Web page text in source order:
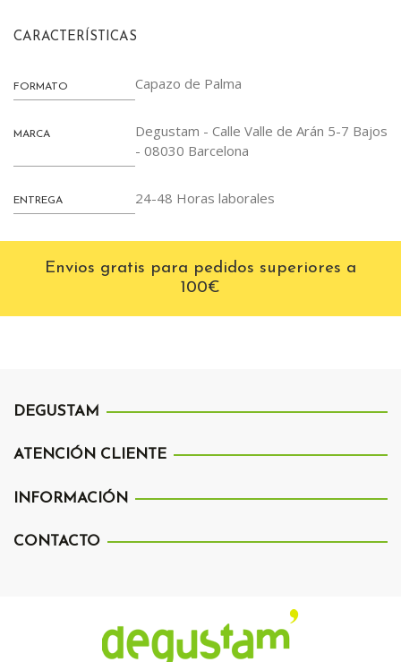
CARACTERÍSTICAS
FORMATO Capazo de Palma
MARCA
Degustam - Calle Valle de Arán 5-7 Bajos
- 08030 Barcelona
ENTREGA 24-48 Horas laborales
Envios gratis para pedidos superiores a
100€
DEGUSTAM
ATENCIÓN CLIENTE
INFORMACIÓN
CONTACTO